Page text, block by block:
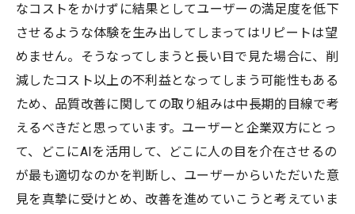
なコストをかけずに結果としてユーザーの満足度を低下
させるような体験を生み出してしまってはリピートは望
めません。そうなってしまうと長い目で見た場合に、削
減したコスト以上の不利益となってしまう可能性もある
ため、品質改善に関しての取り組みは中長期的目線で考
えるべきだと思っています。ユーザーと企業双方にとっ
て、どこにAIを活用して、どこに人の目を介在させるの
が最も適切なのかを判断し、ユーザーからいただいた意
見を真摯に受けとめ、改善を進めていこうと考えていま